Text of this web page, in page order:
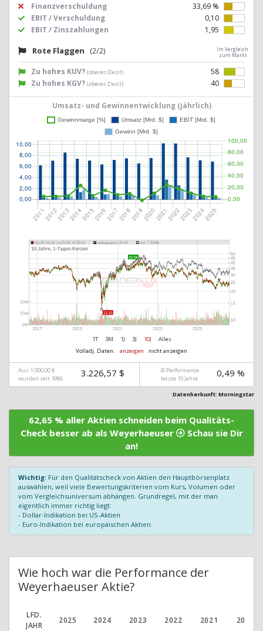
Finanzverschuldung
33,69 %
EBIT / Verschuldung
0,10
EBIT / Zinszahlungen
1,95
Rote Flaggen (2/2)
Im Vergleich
zum Markt
Zu hohes KUV? (oberes Dezil)
58
Zu hohes KGV? (oberes Dezil) 40
Umsatz- und Gewinnentwicklung (jährlich)
1T 3M 1J 3J 10J
Alles
Volladj. Daten:
anzeigen nicht anzeigen
Aus 1.000,00 $
wurden seit 1986
3.226,57 $
Ø Performance
letzte 10 Jahre
0,49 %
Datenherkunft: Morningstar
62,65 % aller Aktien schneiden beim Qualitäts-
Check besser ab als Weyerhaeuser
Schau sie Dir
an!
Wichtig: Für den Qualitätscheck von Aktien den Hauptbörsenplatz
auswählen, weil viele Bewertungskriterien vom Kurs, Volumen oder
vom Vergleichsuniversum abhängen. Grundregel, mit der man
eigentlich immer richtig liegt:
- Dollar-Indikation bei US-Aktien
- Euro-Indikation bei europäischen Aktien.
Wie hoch war die Performance der
Weyerhaeuser Aktie?
LFD.
JAHR
2025 2024 2023 2022 2021
2020